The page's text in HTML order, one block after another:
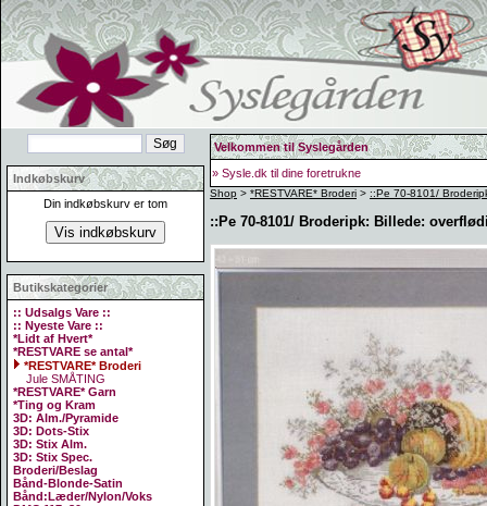
Indkøbskurv
Din indkøbskurv er tom
Butikskategorier
:: Udsalgs Vare ::
:: Nyeste Vare ::
*Lidt af Hvert*
*RESTVARE se antal*
*RESTVARE* Broderi
Jule SMÅTING
*RESTVARE* Garn
*Ting og Kram
3D: Alm./Pyramide
3D: Dots-Stix
3D: Stix Alm.
3D: Stix Spec.
Broderi/Beslag
Bånd-Blonde-Satin
Bånd:Læder/Nylon/Voks
Velkommen til Syslegården
» Sysle.dk til dine foretrukne
Shop > *RESTVARE* Broderi > ::Pe 70-8101/
::Pe 70-8101/ Broderipk: Billede: